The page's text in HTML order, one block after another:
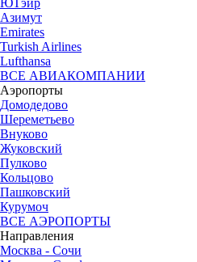
Азимут
Emirates
Turkish Airlines
Lufthansa
ВСЕ АВИАКОМПАНИИ
Аэропорты
Домодедово
Шереметьево
Внуково
Жуковский
Пулково
Кольцово
Пашковский
Курумоч
ВСЕ АЭРОПОРТЫ
Направления
Москва - Сочи